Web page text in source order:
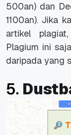
500an) dan
1100an). Jika
artikel
Plagium ini
daripada yang
5.